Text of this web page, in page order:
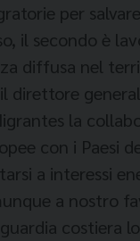
per
il secondo è
diffusa nel
direttore
la
con i Paesi
a interessi
a nostro
costiera